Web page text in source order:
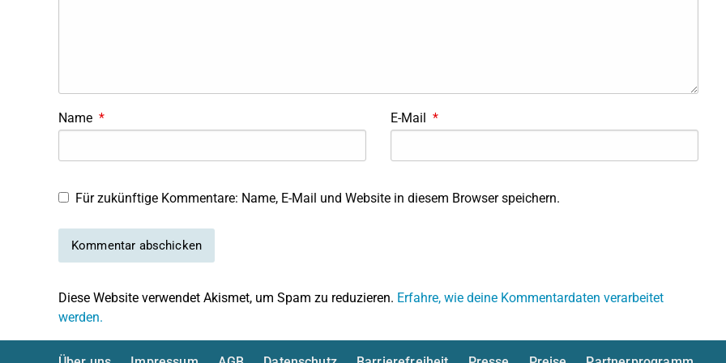
Name * E-Mail *
Für zukünftige Kommentare: Name, E-Mail und Website in diesem Browser speichern.
Diese Website verwendet Akismet, um Spam zu reduzieren. Erfahre, wie deine Kommentardaten verarbeitet
werden.